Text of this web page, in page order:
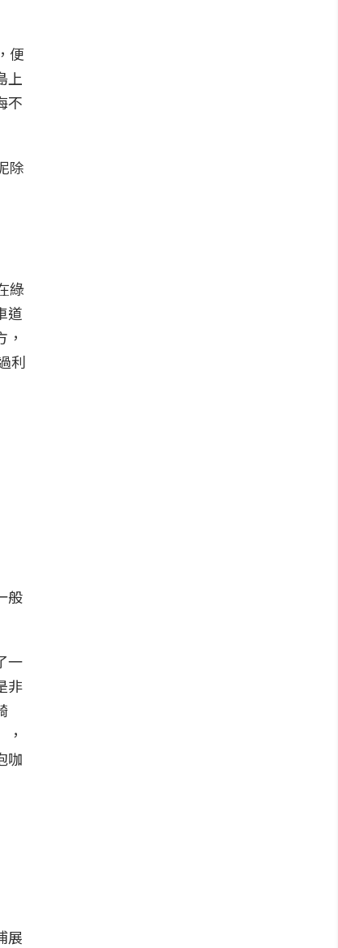
便
上
不
除
綠
道
利
般
一
非
咖
展